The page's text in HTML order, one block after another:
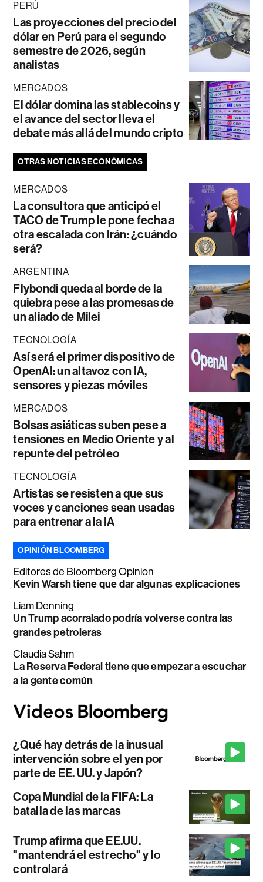
PERÚ
Las proyecciones del precio del
dólar en Perú para el segundo
semestre de 2026, según
analistas
MERCADOS
El dólar domina las stablecoins y
el avance del sector lleva el
debate más allá del mundo cripto
OTRAS NOTICIAS ECONÓMICAS
MERCADOS
La consultora que anticipó el
TACO de Trump le pone fecha a
otra escalada con Irán: ¿cuándo
será?
ARGENTINA
Flybondi queda al borde de la
quiebra pese a las promesas de
un aliado de Milei
TECNOLOGÍA
Así será el primer dispositivo de
OpenAI: un altavoz con IA,
sensores y piezas móviles
MERCADOS
Bolsas asiáticas suben pese a
tensiones en Medio Oriente y al
repunte del petróleo
TECNOLOGÍA
Artistas se resisten a que sus
voces y canciones sean usadas
para entrenar a la IA
OPINIÓN BLOOMBERG
Editores de Bloomberg Opinion
Kevin Warsh tiene que dar algunas explicaciones
Liam Denning
Un Trump acorralado podría volverse contra las
grandes petroleras
Claudia Sahm
La Reserva Federal tiene que empezar a escuchar
a la gente común
¿Qué hay detrás de la inusual
intervención sobre el yen por
parte de EE. UU. y Japón?
Copa Mundial de la FIFA: La
batalla de las marcas
Trump afirma que EE.UU.
"mantendrá el estrecho" y lo
controlará